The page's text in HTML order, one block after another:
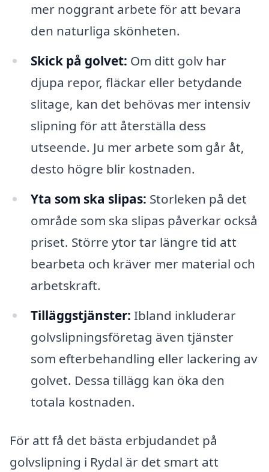
mer noggrant arbete för att bevara
den naturliga skönheten.
Skick på golvet: Om ditt golv har
djupa repor, fläckar eller betydande
slitage, kan det behövas mer intensiv
slipning för att återställa dess
utseende. Ju mer arbete som går åt,
desto högre blir kostnaden.
Yta som ska slipas: Storleken på det
område som ska slipas påverkar också
priset. Större ytor tar längre tid att
bearbeta och kräver mer material och
arbetskraft.
Tilläggstjänster: Ibland inkluderar
golvslipningsföretag även tjänster
som efterbehandling eller lackering av
golvet. Dessa tillägg kan öka den
totala kostnaden.
För att få det bästa erbjudandet på
golvslipning i Rydal är det smart att